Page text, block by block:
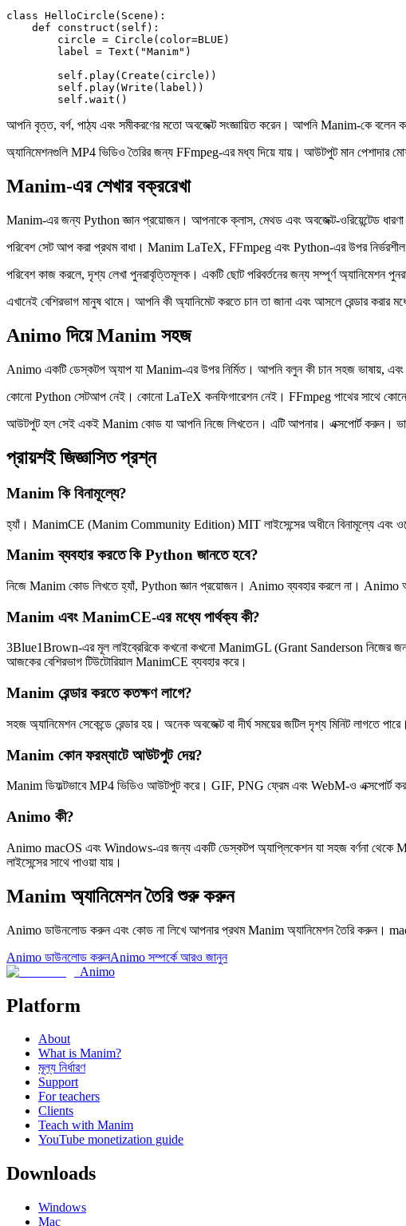
class HelloCircle(Scene):
    def construct(self):
        circle = Circle(color=BLUE)
        label = Text("Manim")
        self.play(Create(circle))
        self.play(Write(label))
        self.wait()
আপনি বৃত্ত, বর্গ, পাঠ্য এবং সমীকরণের মতো অবজেক্ট সংজ্ঞায়িত করেন। আপনি Manim-কে বলেন
অ্যানিমেশনগুলি MP4 ভিডিও তৈরির জন্য FFmpeg-এর মধ্য দিয়ে যায়। আউটপুট মান পেশাদার
Manim-এর শেখার বক্ররেখা
Manim-এর জন্য Python জ্ঞান প্রয়োজন। আপনাকে ক্লাস, মেথড এবং অবজেক্ট-ওরিয়েন্টেড
পরিবেশ সেট আপ করা প্রথম বাধা। Manim LaTeX, FFmpeg এবং Python-এর উপর নির্ভরশীল.
পরিবেশ কাজ করলে, দৃশ্য লেখা পুনরাবৃত্তিমূলক। একটি ছোট পরিবর্তনের জন্য সম্পূর্ণ অ্যানিমেশন
এখানেই বেশিরভাগ মানুষ থামে। আপনি কী অ্যানিমেট করতে চান তা জানা এবং আসলে রেন্ডার
Animo দিয়ে Manim সহজ
Animo একটি ডেস্কটপ অ্যাপ যা Manim-এর উপর নির্মিত। আপনি বলুন কী চান সহজ ভাষায়, এবং
কোনো Python সেটআপ নেই। কোনো LaTeX কনফিগারেশন নেই। FFmpeg পাথের সাথে কোনো
আউটপুট হল সেই একই Manim কোড যা আপনি নিজে লিখতেন। এটি আপনার। এক্সপোর্ট করুন।
প্রায়শই জিজ্ঞাসিত প্রশ্ন
Manim কি বিনামূল্যে?
হ্যাঁ। ManimCE (Manim Community Edition) MIT লাইসেন্সের অধীনে বিনামূল্যে এবং ওপেন
Manim ব্যবহার করতে কি Python জানতে হবে?
নিজে Manim কোড লিখতে হ্যাঁ, Python জ্ঞান প্রয়োজন। Animo ব্যবহার করলে না। Animo
Manim এবং ManimCE-এর মধ্যে পার্থক্য কী?
3Blue1Brown-এর মূল লাইব্রেরিকে কখনো কখনো ManimGL (Grant Sanderson নিজের জন্য
আজকের বেশিরভাগ টিউটোরিয়াল ManimCE ব্যবহার করে।
Manim রেন্ডার করতে কতক্ষণ লাগে?
সহজ অ্যানিমেশন সেকেন্ডে রেন্ডার হয়। অনেক অবজেক্ট বা দীর্ঘ সময়ের জটিল দৃশ্য মিনিট লাগতে
Manim কোন ফরম্যাটে আউটপুট দেয়?
Manim ডিফল্টভাবে MP4 ভিডিও আউটপুট করে। GIF, PNG ফ্রেম এবং WebM-ও এক্সপোর্ট
Animo কী?
Animo macOS এবং Windows-এর জন্য একটি ডেস্কটপ অ্যাপ্লিকেশন যা সহজ বর্ণনা থেকে
লাইসেন্সের সাথে পাওয়া যায়।
Manim অ্যানিমেশন তৈরি শুরু করুন
Animo ডাউনলোড করুন এবং কোড না লিখে আপনার প্রথম Manim অ্যানিমেশন তৈরি করুন।
Animo ডাউনলোড করুনAnimo সম্পর্কে আরও জানুন
Animo
Platform
About
What is Manim?
মূল্য নির্ধারণ
Support
For teachers
Clients
Teach with Manim
YouTube monetization guide
Downloads
Windows
Mac